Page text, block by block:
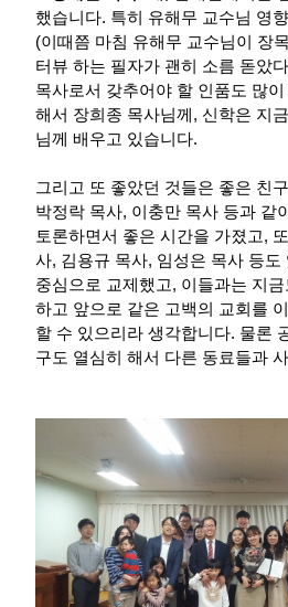
했습니다. 특히 유해무 교수님 영
(이때쯤 마침 유해무 교수님이 장
터뷰 하는 필자가 괜히 소름 돋았
목사로서 갖추어야 할 인품도 많
해서 장희종 목사님께, 신학은 지
님께 배우고 있습니다.
그리고 또 좋았던 것들은 좋은 친
박정락 목사, 이충만 목사 등과 같
토론하면서 좋은 시간을 가졌고,
사, 김용규 목사, 임성은 목사 등도
중심으로 교제했고, 이들과는 지
하고 앞으로 같은 고백의 교회를
할 수 있으리라 생각합니다. 물론
구도 열심히 해서 다른 동료들과